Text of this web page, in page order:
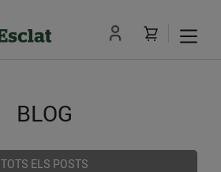
BLOG
TOTS ELS POSTS